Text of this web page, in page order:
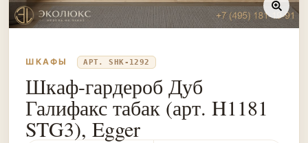
ШКАФЫ АРТ. SHK-1292
Шкаф-гардероб Дуб
Галифакс табак (арт. H1181
STG3), Egger